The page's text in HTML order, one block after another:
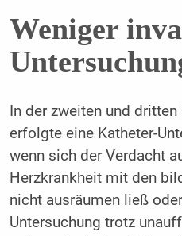
Weniger
In der zweiten und
erfolgte eine Katheter-
wenn sich der Verdacht
Herzkrankheit mit den
nicht ausräumen ließ
Untersuchung trotz